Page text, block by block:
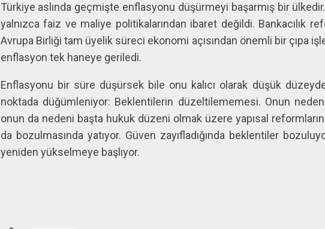
Türkiye aslında geçmişte enflasyonu düşürmeyi başarmış bir
yalnızca faiz ve maliye politikalarından ibaret değildi. Bankacılık
Avrupa Birliği tam üyelik süreci ekonomi açısından önemli bir çıpa
enflasyon tek haneye geriledi.
Enflasyonu bir süre düşürsek bile onu kalıcı olarak düşük
noktada düğümleniyor: Beklentilerin düzeltilememesi. Onun
onun da nedeni başta hukuk düzeni olmak üzere yapısal
da bozulmasında yatıyor. Güven zayıfladığında beklentiler
yeniden yükselmeye başlıyor.